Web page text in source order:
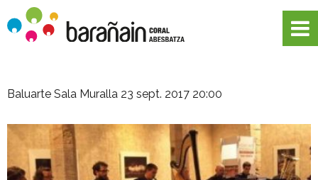
Baluarte Sala Muralla 23 sept. 2017 20:00